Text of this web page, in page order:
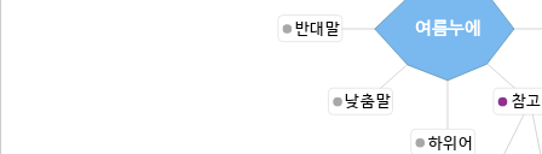
참
하위어
낮춤말
반대말 여름누에